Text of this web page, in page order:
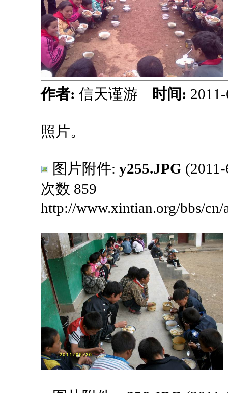
作者: 信天谨游 时间:
照片。
图片附件: y255.JPG
次数 859
http://www.xintian.org/bbs/cn/